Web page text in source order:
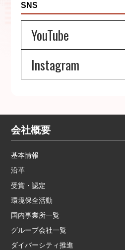
SNS
YouTube
Instagram
会社概要
基本情報
沿革
受賞・認定
環境保全活動
国内事業所一覧
グループ会社一覧
ダイバーシティ推進